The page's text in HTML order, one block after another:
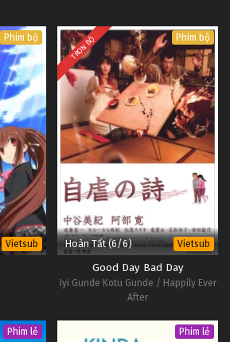
Phim bộ
Vietsub
TRỌN BỘ Phim bộ
Hoàn Tất (6/6) Vietsub
Good Day Bad Day
Iyi Gunde Kotu Gunde / Happily Ever
After
Phim lẻ Phim lẻ